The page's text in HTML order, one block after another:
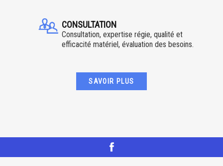
CONSULTATION
Consultation, expertise régie, qualité et
efficacité matériel, évaluation des besoins.
SAVOIR PLUS